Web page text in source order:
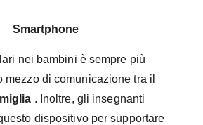
Smartphone
nei bambini è sempre più
mezzo di comunicazione tra il
. Inoltre, gli insegnanti
dispositivo per supportare